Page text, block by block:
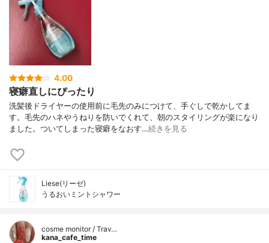
4.00
寝癖直しにぴったり
洗髪後ドライヤーの使用前に毛先のみにつけて、手ぐしで乾かしてま
す。毛先のハネやうねりを防いでくれて、朝のスタイリングが楽になり
ました。ついてしまった寝癖をなおす…続きを見る
Liese(リーゼ)
うるおいミントシャワー
cosme monitor / Trav…
kana_cafe_time